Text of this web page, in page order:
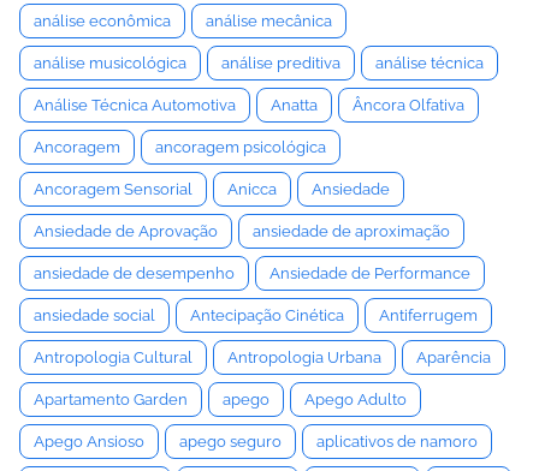
análise econômica análise mecânica
análise musicológica análise preditiva análise técnica
Análise Técnica Automotiva Anatta Âncora Olfativa
Ancoragem ancoragem psicológica
Ancoragem Sensorial Anicca Ansiedade
Ansiedade de Aprovação ansiedade de aproximação
ansiedade de desempenho Ansiedade de Performance
ansiedade social Antecipação Cinética Antiferrugem
Antropologia Cultural Antropologia Urbana Aparência
Apartamento Garden apego Apego Adulto
Apego Ansioso apego seguro aplicativos de namoro